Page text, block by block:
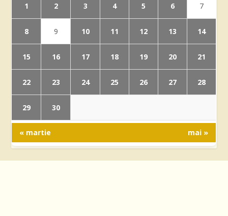
1 2 3 4 5 6 7
8 9 10 11 12 13 14
15 16 17 18 19 20 21
22 23 24 25 26 27 28
29 30
« martie mai »